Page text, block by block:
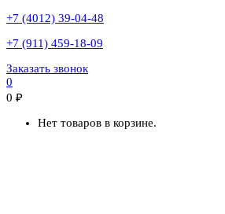
+7 (4012) 39-04-48
+7 (911) 459-18-09
Заказать звонок
0
0 ₽
Нет товаров в корзине.